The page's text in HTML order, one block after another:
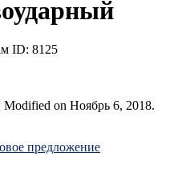
ID: 8125
on Ноябрь 6, 2018.
предложение